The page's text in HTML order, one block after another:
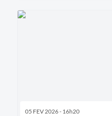
05 FEV 2026 - 16h20